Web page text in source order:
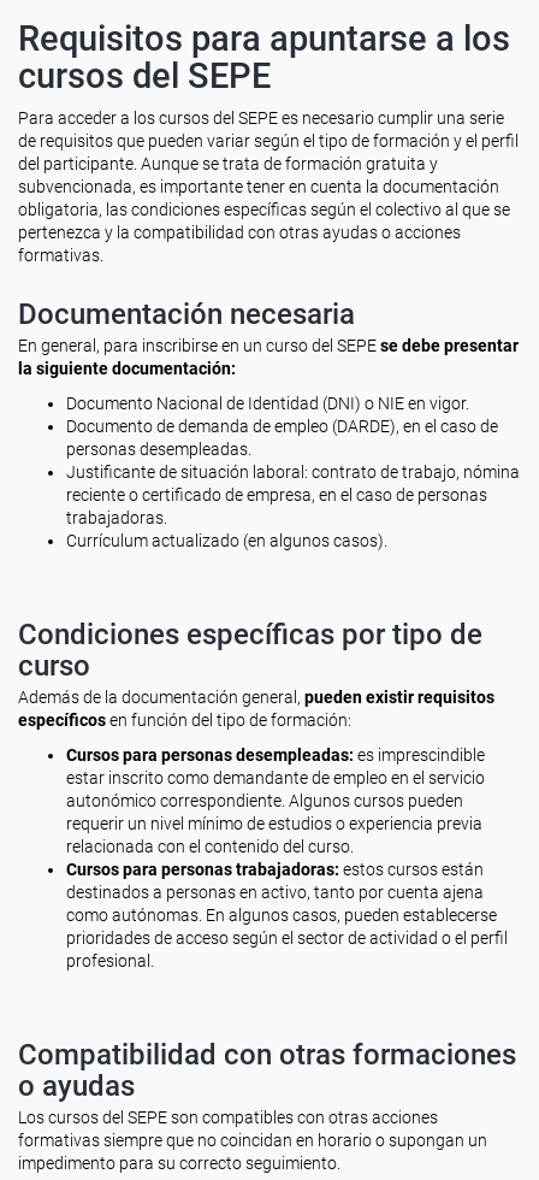
Requisitos para apuntarse a los
cursos del SEPE
Para acceder a los cursos del SEPE es necesario cumplir una serie
de requisitos que pueden variar según el tipo de formación y el perfil
del participante. Aunque se trata de formación gratuita y
subvencionada, es importante tener en cuenta la documentación
obligatoria, las condiciones específicas según el colectivo al que se
pertenezca y la compatibilidad con otras ayudas o acciones
formativas.
Documentación necesaria
En general, para inscribirse en un curso del SEPEse debe presentar
la siguiente documentación:
Documento Nacional de Identidad (DNI) o NIE en vigor.
Documento de demanda de empleo (DARDE), en el caso de
personas desempleadas.
Justificante de situación laboral: contrato de trabajo, nómina
reciente o certificado de empresa, en el caso de personas
trabajadoras.
Currículum actualizado (en algunos casos).
Condiciones específicas por tipo de
curso
Además de la documentación general, pueden existir requisitos
específicosen función del tipo de formación:
Cursos para personas desempleadas: es imprescindible
estar inscrito como demandante de empleo en el servicio
autonómico correspondiente. Algunos cursos pueden
requerir un nivel mínimo de estudios o experiencia previa
relacionada con el contenido del curso.
Cursos para personas trabajadoras: estos cursos están
destinados a personas en activo, tanto por cuenta ajena
como autónomas. En algunos casos, pueden establecerse
prioridades de acceso según el sector de actividad o el perfil
profesional.
Compatibilidad con otras formaciones
o ayudas
Los cursos del SEPE son compatibles con otras acciones
formativas siempre que no coincidan en horario o supongan un
impedimento para su correcto seguimiento.